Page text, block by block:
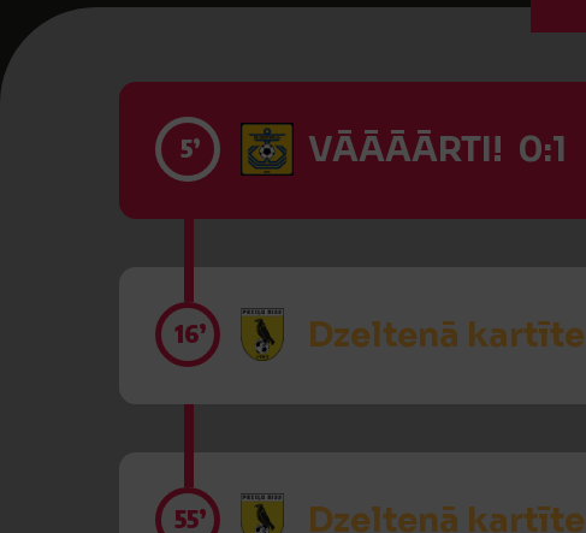
5’ VĀĀĀĀRTI! 0:1
16’ Dzeltenā kartīte
55’ Dzeltenā kartīte